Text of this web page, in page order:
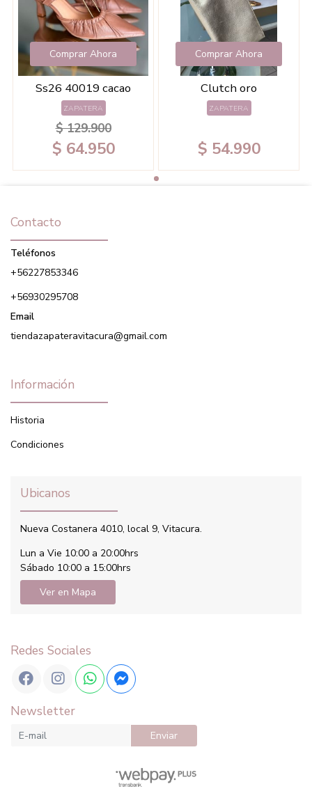
Comprar Ahora
Ss26 40019 cacao
ZAPATERA
$ 129.900
$ 64.950
Comprar Ahora
Clutch oro
ZAPATERA
$ 54.990
Contacto
Teléfonos
+56227853346
+56930295708
Email
tiendazapateravitacura@gmail.com
Información
Historia
Condiciones
Ubicanos
Nueva Costanera 4010, local 9, Vitacura.
Lun a Vie 10:00 a 20:00hrs
Sábado 10:00 a 15:00hrs
Ver en Mapa
Redes Sociales
Newsletter
Enviar